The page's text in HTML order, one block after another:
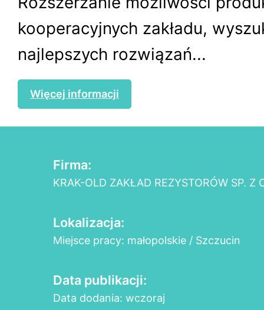
kooperacyjnych zakładu,
najlepszych rozwiązań...
Więcej informacji
Firma:
KRAK-OLD ZAKŁAD REZYSTORÓW SP. Z
Lokalizacja:
Miejsce pracy: małopolskie / Szczucin
Data publikacji:
Data dodania: wczoraj